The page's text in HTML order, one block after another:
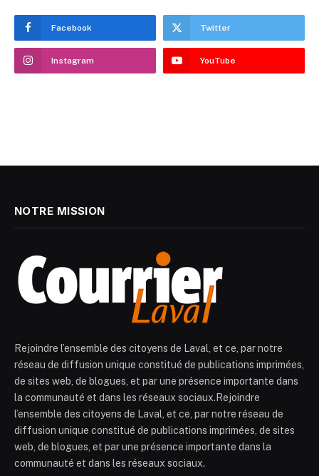
Facebook Twitter
Instagram YouTube
NOTRE MISSION
Rejoindre l’ensemble des citoyens de Laval, et ce, par notre
réseau de diffusion unique constitué de publications imprimées,
de sites web, de blogues, et par une présence importante dans
la communauté et dans les réseaux sociaux.Rejoindre
l’ensemble des citoyens de Laval, et ce, par notre réseau de
diffusion unique constitué de publications imprimées, de sites
web, de blogues, et par une présence importante dans la
communauté et dans les réseaux sociaux.